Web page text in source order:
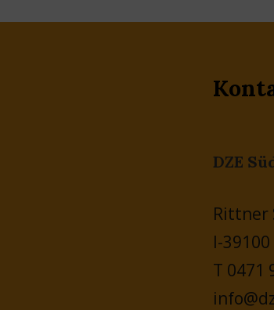
DZE
Rittner
I-39100
T 0471